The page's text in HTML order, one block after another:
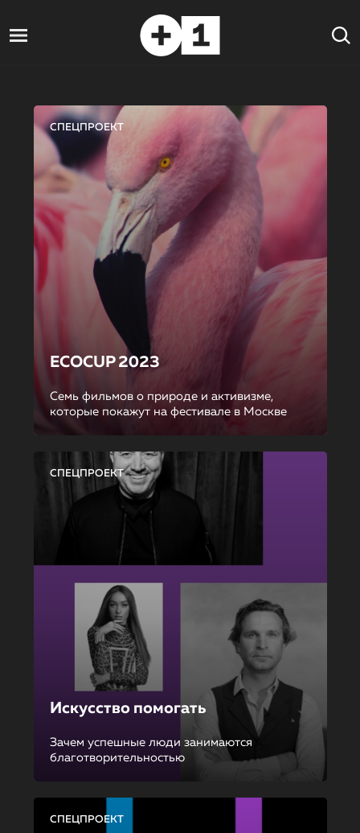
СПЕЦПРОЕКТ
ECOCUP 2023
Семь фильмов о природе и активизме,
которые покажут на фестивале в Москве
СПЕЦПРОЕКТ
Искусство помогать
Зачем успешные люди занимаются
благотворительностью
СПЕЦПРОЕКТ